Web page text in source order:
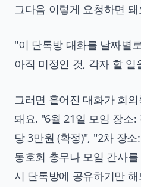
그다음 이렇게 요청하면 돼
"이 단톡방 대화를 날짜별
아직 미정인 것, 각자 할 일
그러면 흩어진 대화가 회
돼요. "6월 21일 모임 장소:
당 3만원 (확정)", "2차 장
동호회 총무나 모임 간사
시 단톡방에 공유하기만